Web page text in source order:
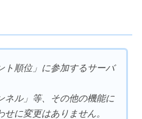
ト順位」に参加するサーバ
ル」等、その他の機能に
に変更はありません。